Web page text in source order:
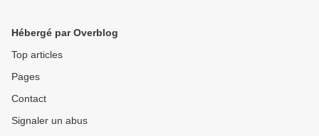
Hébergé par Overblog
Top articles
Pages
Contact
Signaler un abus